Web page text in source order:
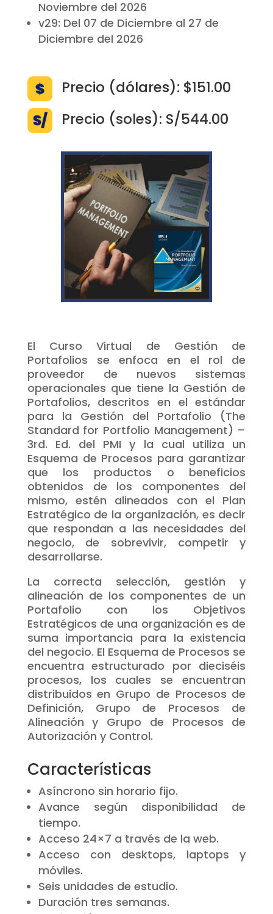
Noviembre del 2026
v29: Del 07 de Diciembre al 27 de
Diciembre del 2026
Precio (dólares): $151.00
Precio (soles): S/544.00
El Curso Virtual de Gestión de
Portafolios se enfoca en el rol de
proveedor de nuevos sistemas
operacionales que tiene la Gestión de
Portafolios, descritos en el estándar
para la Gestión del Portafolio (The
Standard for Portfolio Management) –
3rd. Ed. del PMI y la cual utiliza un
Esquema de Procesos para garantizar
que los productos o beneficios
obtenidos de los componentes del
mismo, estén alineados con el Plan
Estratégico de la organización, es decir
que respondan a las necesidades del
negocio, de sobrevivir, competir y
desarrollarse.
La correcta selección, gestión y
alineación de los componentes de un
Portafolio con los Objetivos
Estratégicos de una organización es de
suma importancia para la existencia
del negocio. El Esquema de Procesos se
encuentra estructurado por dieciséis
procesos, los cuales se encuentran
distribuidos en Grupo de Procesos de
Definición, Grupo de Procesos de
Alineación y Grupo de Procesos de
Autorización y Control.
Características
Asíncrono sin horario fijo.
Avance según disponibilidad de
tiempo.
Acceso 24×7 a través de la web.
Acceso con desktops, laptops y
móviles.
Seis unidades de estudio.
Duración tres semanas.